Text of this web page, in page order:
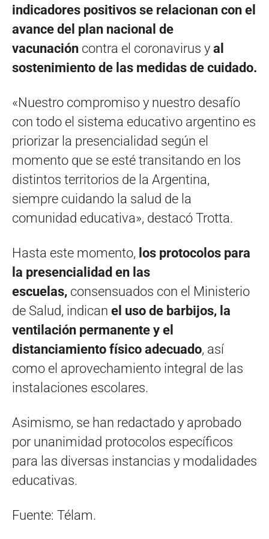
indicadores positivos se relacionan con el
avance del plan nacional de
vacunación contra el coronavirus y al
sostenimiento de las medidas de cuidado.
«Nuestro compromiso y nuestro desafío
con todo el sistema educativo argentino es
priorizar la presencialidad según el
momento que se esté transitando en los
distintos territorios de la Argentina,
siempre cuidando la salud de la
comunidad educativa», destacó Trotta.
Hasta este momento, los protocolos para
la presencialidad en las
escuelas, consensuados con el Ministerio
de Salud, indican el uso de barbijos, la
ventilación permanente y el
distanciamiento físico adecuado, así
como el aprovechamiento integral de las
instalaciones escolares.
Asimismo, se han redactado y aprobado
por unanimidad protocolos específicos
para las diversas instancias y modalidades
educativas.
Fuente: Télam.